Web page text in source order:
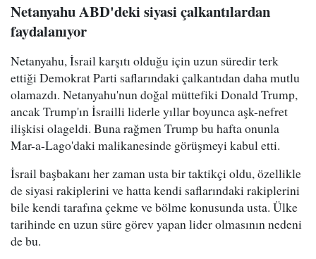
Netanyahu ABD'deki siyasi çalkantılardan
faydalanıyor
Netanyahu, İsrail karşıtı olduğu için uzun süredir terk
ettiği Demokrat Parti saflarındaki çalkantıdan daha mutlu
olamazdı. Netanyahu'nun doğal müttefiki Donald Trump,
ancak Trump'ın İsrailli liderle yıllar boyunca aşk-nefret
ilişkisi olageldi. Buna rağmen Trump bu hafta onunla
Mar-a-Lago'daki malikanesinde görüşmeyi kabul etti.
İsrail başbakanı her zaman usta bir taktikçi oldu, özellikle
de siyasi rakiplerini ve hatta kendi saflarındaki rakiplerini
bile kendi tarafına çekme ve bölme konusunda usta. Ülke
tarihinde en uzun süre görev yapan lider olmasının nedeni
de bu.